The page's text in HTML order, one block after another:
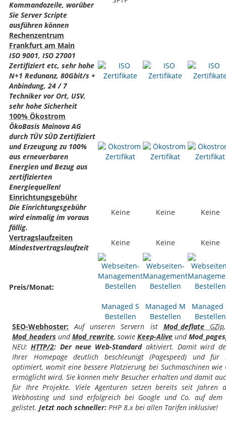
Kommandozeile, worüber
Sie Server Scripte
ausführen können
Rechenzentrum
Frankfurt am Main
ISO 9001, ISO 27001
Zertifiziert etc, sehr hohe
N+1 Redunanz, 80Gbit/s +
Anbindung, 24 / 7
Techniker vor Ort, USV,
sehr hohe Sicherheit
100% Ökostrom
ÖkoBasis Mainova AG
durch TÜV SÜD Zertifiziert
und Erzeugung zu 100%
aus erneuerbaren
Energien und Bezug aus
zertifizierten
Energiequellen!
Einrichtungsgebühr
Die Einrichtungsgebühr
wird einmalig im voraus
fällig.
Keine Keine Keine
Vertragslaufzeiten
Mindestvertragslaufzeit
Keine Keine Keine
Preis/Monat:
Managed S
Bestellen
Managed M
Bestellen
Managed
Bestellen
SEO-Webhoster: Auf unseren Servern ist Mod_deflateGZip
Mod_headers undMod_rewrite, sowie Keep-Alive und
NEU:HTTP/2: Der neue Web-Standardaktiviert. Damit wird
Ihrer Homepage deutlich beschleunigt (Pagespeed) und für
optimiert, womit eine bessere Platzierung bei Suchmaschinen wie
ermöglicht wird. Sie können mehr Besucher erhalten und damit
für Ihre Projekte. Viele Agenturen setzen bereits seit Jahren
Webhosting und sind erfolgreich bei Google und Co. auf dem
gelistet. Jetzt noch schneller: PHP 8.x bei allen Tarifen inklusive!